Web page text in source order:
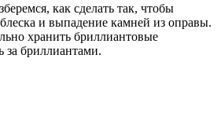
как сделать так, чтобы
и выпадение камней из оправы.
хранить бриллиантовые
за бриллиантами.